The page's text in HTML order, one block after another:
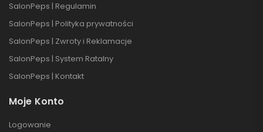
SalonPeps | Regulamin
SalonPeps | Polityka prywatności
SalonPeps | Zwroty i Reklamacje
SalonPeps | System Ratalny
SalonPeps | Kontakt
Moje Konto
Logowanie